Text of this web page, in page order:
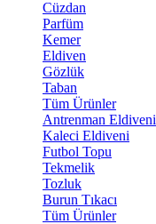
Cüzdan
Parfüm
Kemer
Eldiven
Gözlük
Taban
Tüm Ürünler
Antrenman Eldiveni
Kaleci Eldiveni
Futbol Topu
Tekmelik
Tozluk
Burun Tıkacı
Tüm Ürünler